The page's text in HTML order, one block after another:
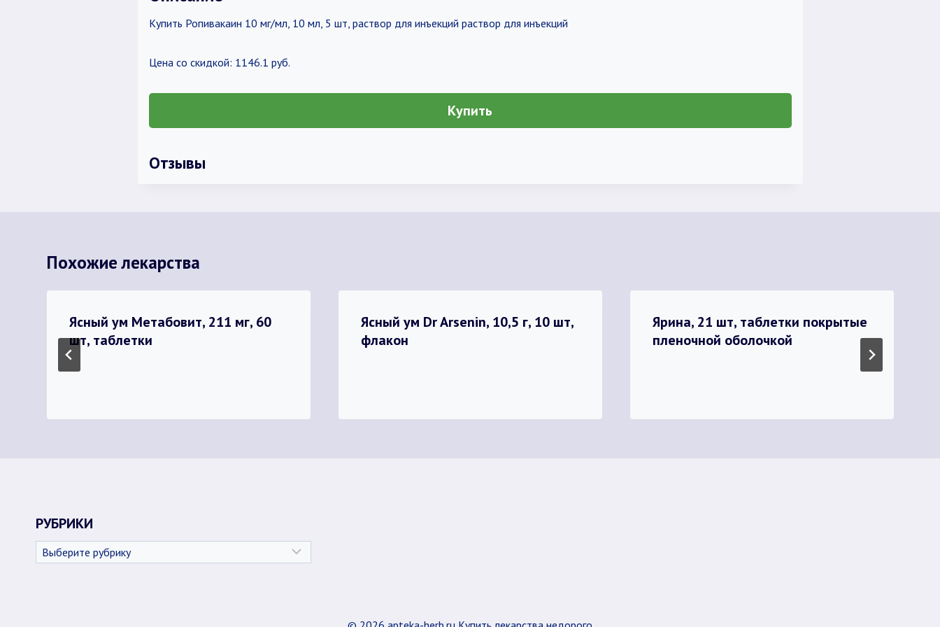
Купить Ропивакаин 10 мг/мл, 10 мл, 5 шт, раствор для инъекций раствор для инъекций
Цена со скидкой: 1146.1 руб.
Купить
Отзывы
Похожие лекарства
Ясный ум Метабовит, 211 мг, 60
шт, таблетки
Ясный ум Dr Arsenin, 10,5 г, 10 шт,
флакон
Ярина, 21 шт, таблетки покрытые
пленочной оболочкой
РУБРИКИ
Рубрики